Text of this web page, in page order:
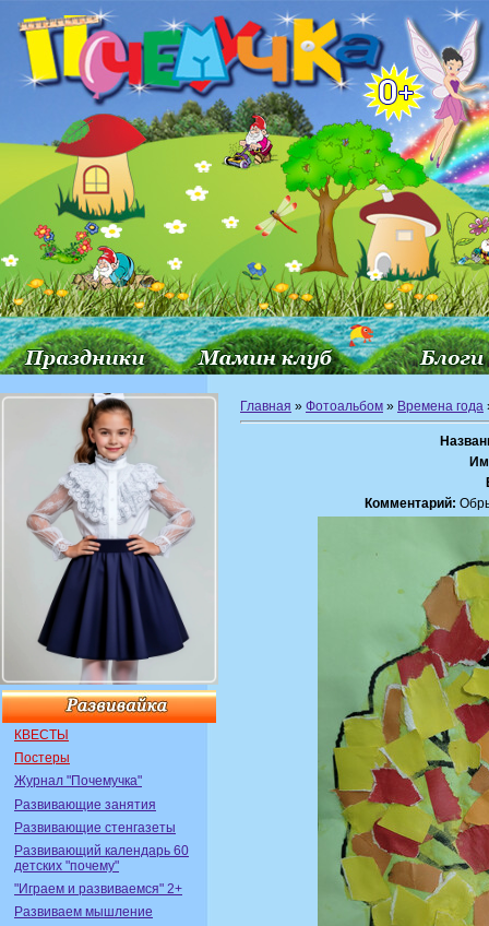
КВЕСТЫ
Постеры
Журнал "Почемучка"
Развивающие занятия
Развивающие стенгазеты
Развивающий календарь 60
детских "почему"
"Играем и развиваемся" 2+
Развиваем мышление
Главная » Фотоальбом » Времена года
Комментарий: